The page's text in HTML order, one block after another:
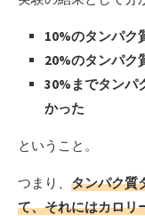
10%のタンパク
20%のタンパク
30%までタンパ
かった
ということ。
つまり、 タンパク質
て、それにはカロリ